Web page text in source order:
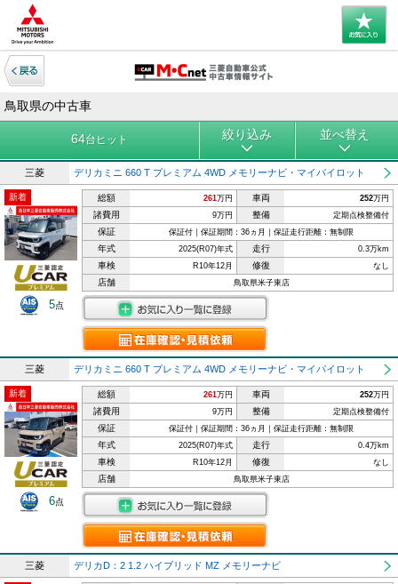
鳥取県の中古車
64台ヒット 絞り込み 並べ替え
三菱 デリカミニ 660 T プレミアム 4WD メモリーナビ・マイパイロット
新着
5点
総額 261万円 車両 252万円
諸費用 9万円 整備 定期点検整備付
保証 保証付｜保証期間：36ヵ月｜保証走行距離：無制限
年式 2025(R07)年式 走行 0.3万km
車検 R10年12月 修復 なし
店舗 鳥取県米子東店
三菱 デリカミニ 660 T プレミアム 4WD メモリーナビ・マイパイロット
新着
6点
総額 261万円 車両 252万円
諸費用 9万円 整備 定期点検整備付
保証 保証付｜保証期間：36ヵ月｜保証走行距離：無制限
年式 2025(R07)年式 走行 0.4万km
車検 R10年12月 修復 なし
店舗 鳥取県米子東店
三菱 デリカD：2 1.2 ハイブリッド MZ メモリーナビ